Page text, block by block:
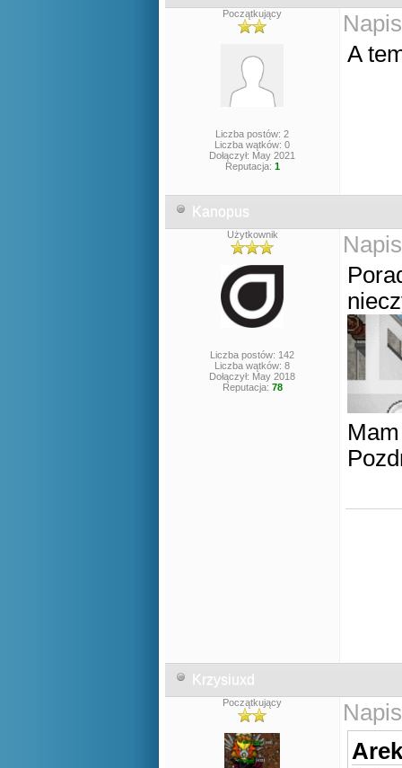
Początkujący
Liczba postów: 2
Liczba wątków: 0
Dołączył: May 2021
Reputacja: 1
A
Kanopus
Użytkownik
Liczba postów: 142
Liczba wątków: 8
Dołączył: May 2018
Reputacja: 78
Krzysiuxd
Początkujący